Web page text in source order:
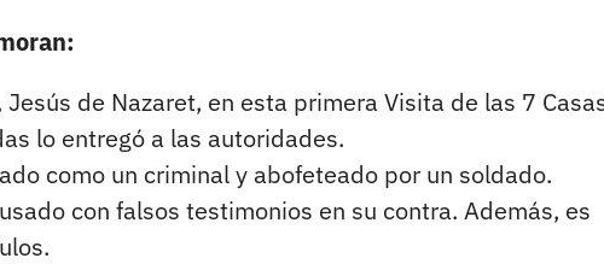
de Nazaret, en esta primera Visita de las 7
lo entregó a las autoridades.
como un criminal y abofeteado por un soldado.
con falsos testimonios en su contra. Además, es